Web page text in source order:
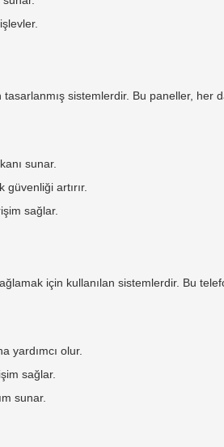
sistemlerdir. Bu paneller, her
sunar.
artırır.
sağlar.
için kullanılan sistemlerdir. Bu
yardımcı olur.
sağlar.
sunar.